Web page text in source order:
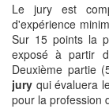
Le jury est
d'expérience
Sur 15 points la
exposé à partir
Deuxième partie
jury qui évaluera
pour la profession